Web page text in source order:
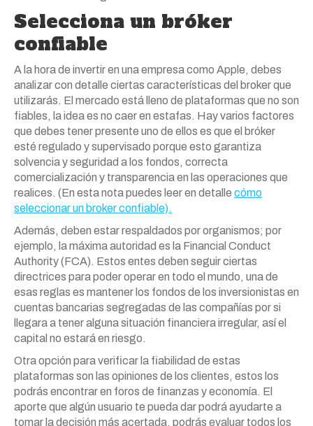
Selecciona un bróker
confiable
A la hora de invertir en una empresa como Apple, debes
analizar con detalle ciertas características del broker que
utilizarás. El mercado está lleno de plataformas que no son
fiables, la idea es no caer en estafas. Hay varios factores
que debes tener presente uno de ellos es que el bróker
esté regulado y supervisado porque esto garantiza
solvencia y seguridad a los fondos, correcta
comercialización y transparencia en las operaciones que
realices. (En esta nota puedes leer en detalle cómo
seleccionar un broker confiable).
Además, deben estar respaldados por organismos; por
ejemplo, la máxima autoridad es la Financial Conduct
Authority (FCA). Estos entes deben seguir ciertas
directrices para poder operar en todo el mundo, una de
esas reglas es mantener los fondos de los inversionistas en
cuentas bancarias segregadas de las compañías por si
llegara a tener alguna situación financiera irregular, así el
capital no estará en riesgo.
Otra opción para verificar la fiabilidad de estas
plataformas son las opiniones de los clientes, estos los
podrás encontrar en foros de finanzas y economía. El
aporte que algún usuario te pueda dar podrá ayudarte a
tomar la decisión más acertada, podrás evaluar todos los